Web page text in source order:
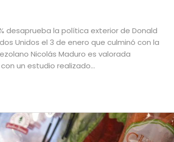
desaprueba la política exterior de Donald
Unidos el 3 de enero que culminó con la
Nicolás Maduro es valorada
un estudio realizado…